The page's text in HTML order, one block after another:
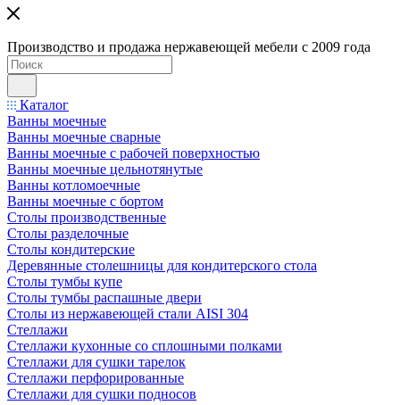
Производство и продажа нержавеющей мебели с 2009 года
Каталог
Ванны моечные
Ванны моечные сварные
Ванны моечные с рабочей поверхностью
Ванны моечные цельнотянутые
Ванны котломоечные
Ванны моечные с бортом
Столы производственные
Столы разделочные
Столы кондитерские
Деревянные столешницы для кондитерского стола
Столы тумбы купе
Столы тумбы распашные двери
Столы из нержавеющей стали AISI 304
Стеллажи
Стеллажи кухонные со сплошными полками
Стеллажи для сушки тарелок
Стеллажи перфорированные
Стеллажи для сушки подносов